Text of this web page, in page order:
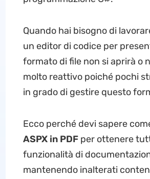
Quando hai bisogno di
un editor di codice per
formato di file non si aprirà o
molto reattivo poiché pochi
in grado di gestire questo
Ecco perché devi sapere
ASPX in PDFper ottenere
funzionalità di
mantenendo inalterati